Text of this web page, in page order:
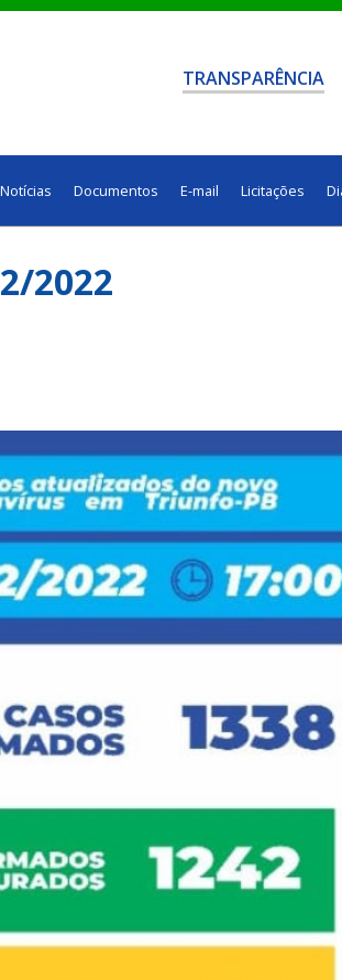
TRANSPARÊNCIA
Notícias Documentos E-mail Licitações
2022